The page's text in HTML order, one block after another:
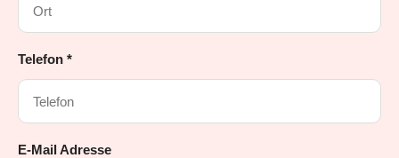
Telefon *
E-Mail Adresse